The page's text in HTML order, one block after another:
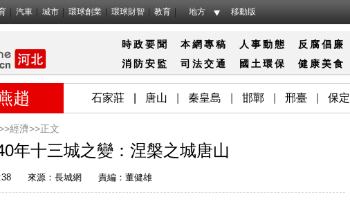
汽車 城市 環球創業 環球財智 教育 地方 移動版
時政要聞 本網專稿 人事動態 反腐倡廉
消防安監 司法交通 國土 環保 健康美食
趙 石家莊 唐山 秦皇島 邯鄲 邢臺 保定
經濟>>正文
年十三城之變：涅槃之城唐山
來源： 長城網 責編：董健雄